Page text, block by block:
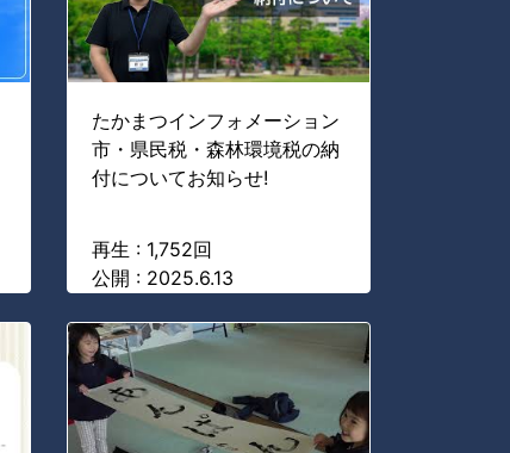
たかまつインフォメーション
市・県民税・森林環境税の納
付についてお知らせ!
再生 : 1,752回
公開 : 2025.6.13